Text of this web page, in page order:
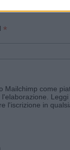
di Gallura
*
Mailchimp come
l'iscrizione in